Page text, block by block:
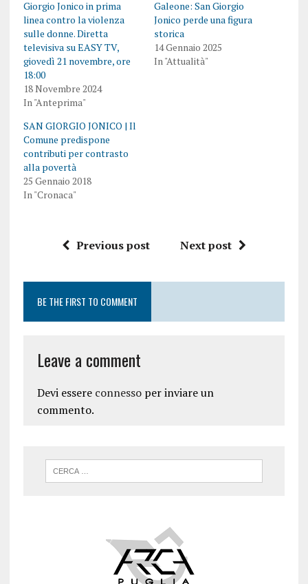
Giorgio Jonico in prima
linea contro la violenza
sulle donne. Diretta
televisiva su EASY TV,
giovedì 21 novembre, ore
18:00
18 Novembre 2024
In "Anteprima"
Galeone: San Giorgio
Jonico perde una figura
storica
14 Gennaio 2025
In "Attualità"
SAN GIORGIO JONICO | Il
Comune predispone
contributi per contrasto
alla povertà
25 Gennaio 2018
In "Cronaca"
Previous post Next post
BE THE FIRST TO COMMENT
Leave a comment
Devi essere connessoper inviare un
commento.